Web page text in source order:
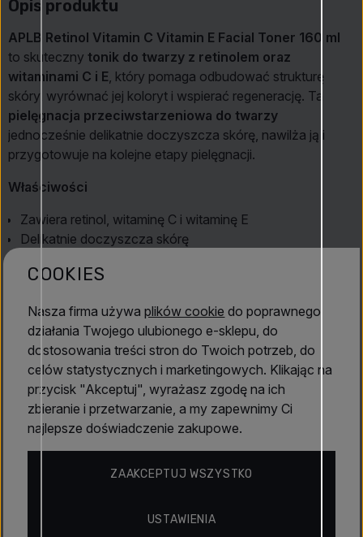
Opis produktu
APLB Retinol Vitamin C Vitamin E Facial Toner 160 ml
to skuteczny tonik do twarzy z retinolem oraz
witaminami C i E , który pomaga odbudować strukturę
skóry, wyrównać jej koloryt i wspierać regenerację. Ta
pielęgnacja przeciwstarzeniowa do twarzy
jednocześnie delikatnie doczyszcza skórę, nawilża ją i
przygotowuje na kolejne etapy pielęgnacji.
Właściwości
Zawiera retinol, witaminę C i witaminę E
Delikatnie doczyszcza skórę
Nawilża i odświeża
Kluczowe korzyści
Pomaga zmniejszyć widoczność drobnych linii i
zmarszczek
Wyrównuje koloryt skóry
Poprawia teksturę skóry
Pozostawia skórę świeżą i gładką
Aplikuj na oczyszczoną skórę
Czytaj więcej
Właściwości
APLB
COOKIES
Nasza firma używaplików cookie do poprawnego
działania Twojego ulubionego e-sklepu, do
dostosowania treści stron do Twoich potrzeb, do
celów statystycznych i marketingowych. Klikając na
przycisk "Akceptuj", wyrażasz zgodę na ich
zbieranie i przetwarzanie, a my zapewnimy Ci
najlepsze doświadczenie zakupowe.
USTAWIENIA
ZAAKCEPTUJ WSZYSTKO